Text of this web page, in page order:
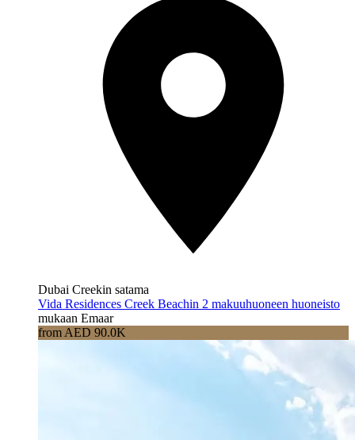
Dubai Creekin satama
Vida Residences Creek Beachin 2 makuuhuoneen huoneisto
mukaan Emaar
from AED 90.0K